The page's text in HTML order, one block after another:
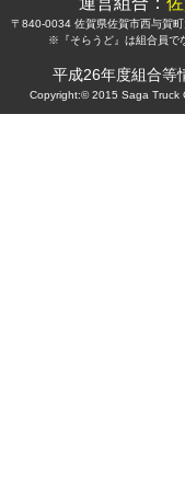
〒840-0034 佐賀県佐賀市西与
※『そらうど』は組合員で
平成26年度組合等
Copyright:© 2015 Saga Truck